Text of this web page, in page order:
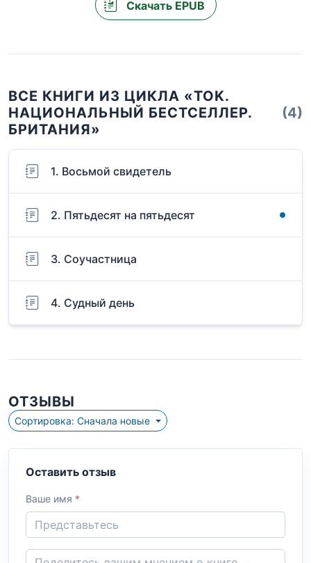
Скачать EPUB
ВСЕ КНИГИ ИЗ ЦИКЛА «TOK.
НАЦИОНАЛЬНЫЙ БЕСТСЕЛЛЕР.
БРИТАНИЯ»
(4)
1. Восьмой свидетель
2. Пятьдесят на пятьдесят
3. Соучастница
4. Судный день
ОТЗЫВЫ
Сортировка: Сначала новые
Оставить отзыв
Ваше имя *